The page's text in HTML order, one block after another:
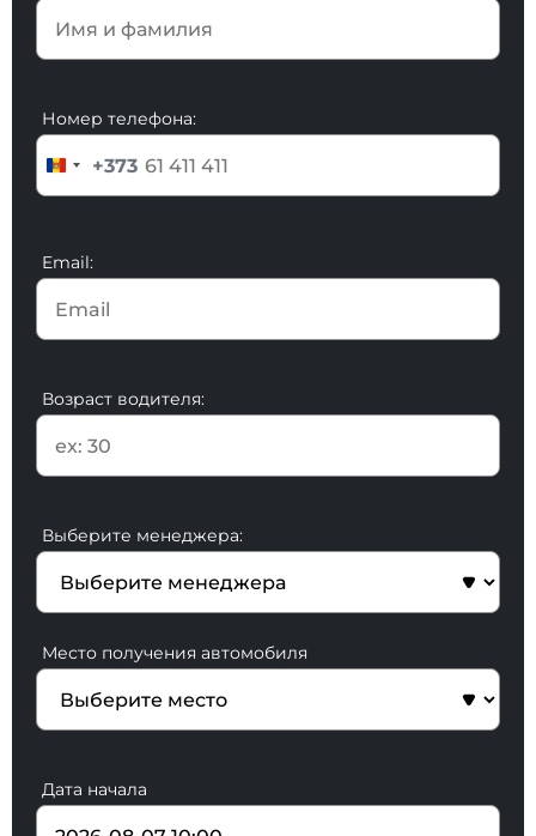
Номер телефона:
+373
Email:
Возраст водителя:
Выберите менеджера:
Место получения автомобиля
Дата начала